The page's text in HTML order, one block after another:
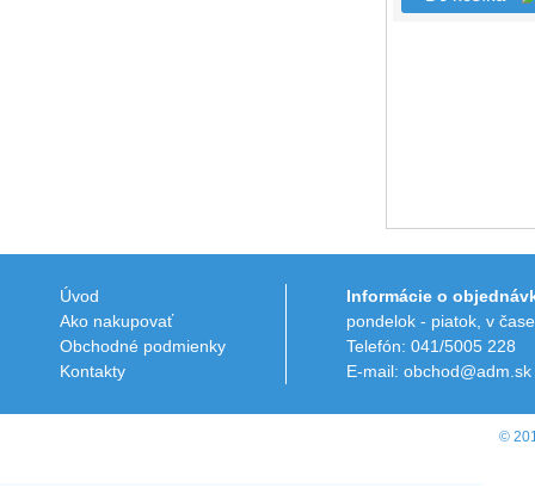
Úvod
Ako nakupovať
Obchodné podmienky
Kontakty
Informácie o
pondelok - piatok, v
Telefón: 041/5005 228
E-mail: obchod@adm.sk
©